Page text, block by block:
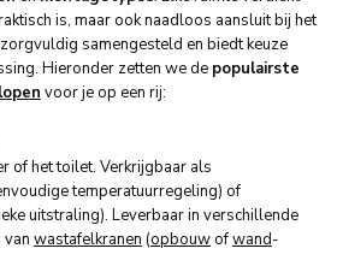
is, maar ook naadloos aansluit bij het
samengesteld en biedt keuze
Hieronder zetten we de populairste
voor je op een rij:
of het toilet. Verkrijgbaar als
temperatuurregeling) of
uitstraling). Leverbaar in verschillende
wastafelkranen (opbouwofwand-